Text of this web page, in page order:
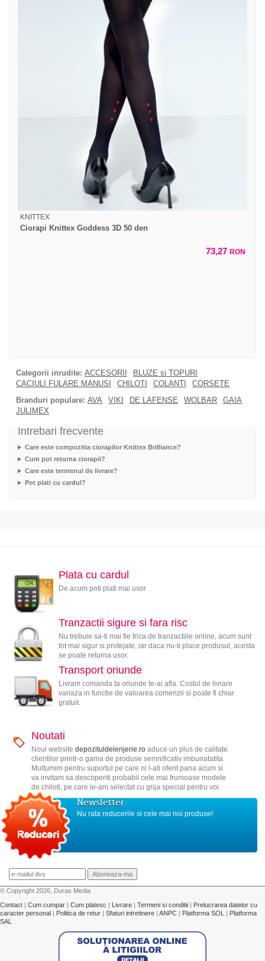
KNITTEX
Ciorapi Knittex Goddess 3D 50 den
73,27 RON
Categorii inrudite: ACCESORII
BLUZE si TOPURI
CACIULI FULARE MANUSI
CHILOTI COLANTI
CORSETE
Branduri populare: AVA VIKI DE LAFENSE WOLBAR
GAIA
JULIMEX
Intrebari frecvente
Care este compozitia ciorapilor Knittex Brilliance?
Cum pot returna ciorapii?
Care este termenul de livrare?
Pot plati cu cardul?
Plata cu cardul
De acum poti plati mai usor
Tranzactii sigure si fara risc
Nu trebuie sa-ti mai fie frica de tranzactiile online, acum sunt
tot mai sigur si protejate, iar daca nu-ti place produsul, acesta
se poate returna usor.
Transport oriunde
Livram comanda ta oriunde te-ai afla. Costul de livrare
variaza in functie de valoarea comenzii si poate fi chiar
gratuit.
Noutati
Noul website depozituldelenjerie.roaduce un plus de calitate
clientilor printr-o gama de produse semnificativ imbunatatita.
Multumim pentru suportul pe care ni l-ati oferit pana acum si
va invitam sa descoperiti probabil cele mai frumoase modele
de chiloti, pe care le-am selectat cu grija special pentru voi.
Newsletter
Nu rata reducerile si cele mai noi produse!
© Copyright 2026, Duras Media
Contact | Cum cumpar | Cum platesc | Livrare | Termeni si conditii | Prelucrarea datelor cu
caracter personal | Politica de retur | Sfaturi intretinere | ANPC | Platforma SOL | Platforma
SAL